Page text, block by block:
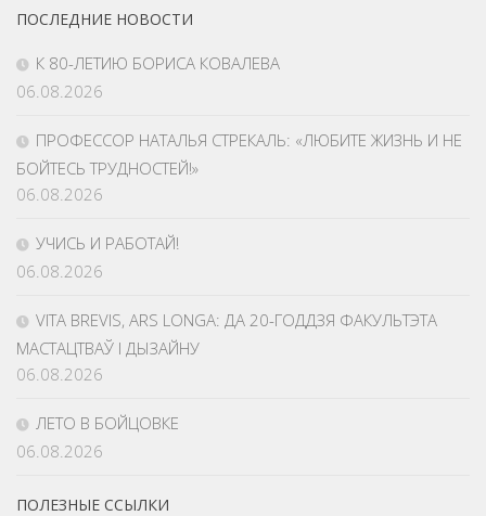
ПОСЛЕДНИЕ НОВОСТИ
К 80-ЛЕТИЮ БОРИСА КОВАЛЕВА
06.08.2026
ПРОФЕССОР НАТАЛЬЯ СТРЕКАЛЬ: «ЛЮБИТЕ ЖИЗНЬ И НЕ
БОЙТЕСЬ ТРУДНОСТЕЙ!»
06.08.2026
УЧИСЬ И РАБОТАЙ!
06.08.2026
VITA BREVIS, ARS LONGA: ДА 20-ГОДДЗЯ ФАКУЛЬТЭТА
МАСТАЦТВАЎ І ДЫЗАЙНУ
06.08.2026
ЛЕТО В БОЙЦОВКЕ
06.08.2026
ПОЛЕЗНЫЕ ССЫЛКИ